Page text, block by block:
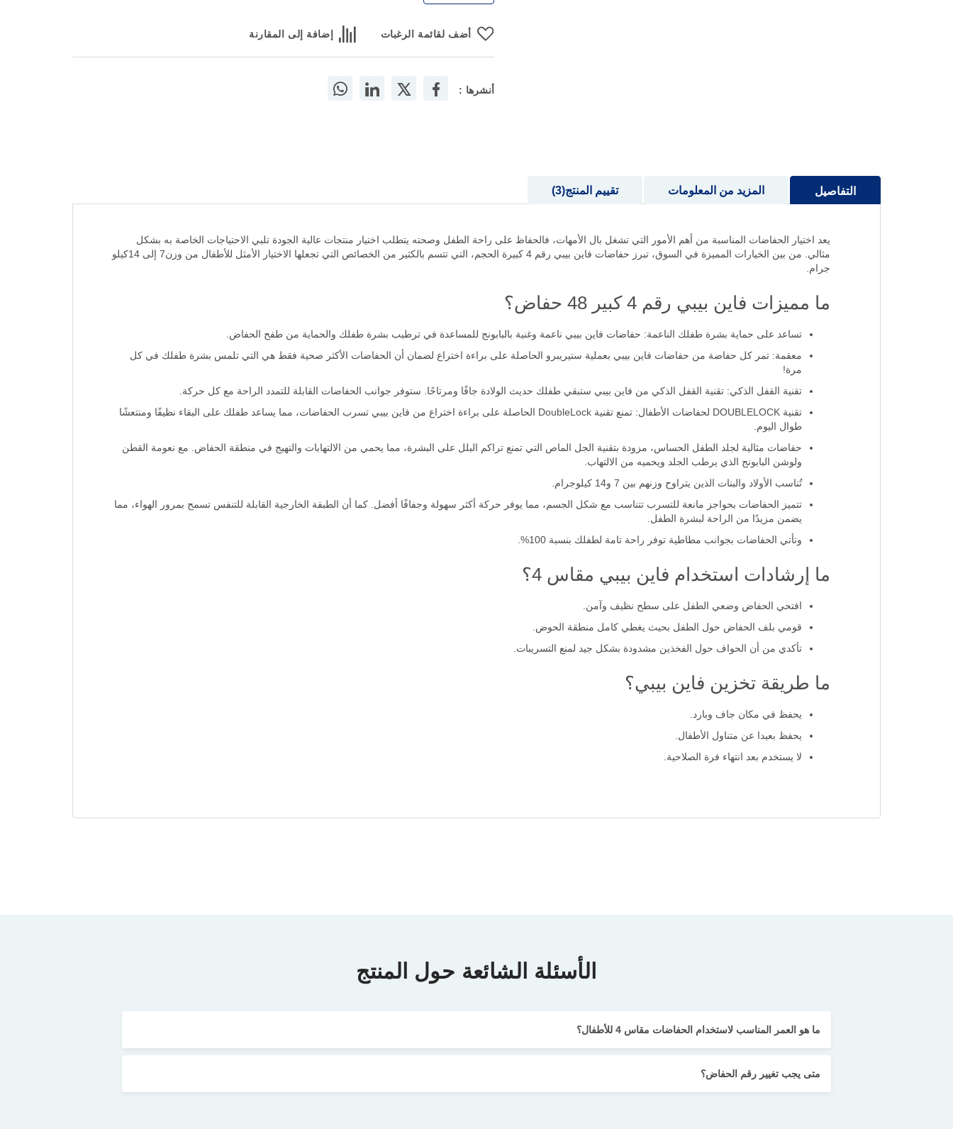
أضف لقائمة الرغبات إضافة إلى المقارنة
أنشرها :
التفاصيل
يعد اختيار الحفاضات المناسبة من أهم الأمور التي تشغل بال الأمهات، فالحفاظ على راحة الطفل وصحته يتطلب اختيار منتجات عالية الجودة تلبي الاحتياجات الخاصة به بشكل
مثالي. من بين الخيارات المميزة في السوق، تبرز حفاضات فاين بيبي رقم 4 كبيرة الحجم، التي تتسم بالكثير من الخصائص التي تجعلها الاختيار الأمثل للأطفال من وزن7 إلى 14كيلو
جرام.
ما مميزات فاين بيبي رقم 4 كبير 48 حفاض؟
تساعد على حماية بشرة طفلك الناعمة: حفاضات فاين بيبي ناعمة وغنية بالبابونج للمساعدة في ترطيب بشرة طفلك والحماية من طفح الحفاض.
معقمة: تمر كل حفاضة من حفاضات فاين بيبي بعملية ستيريبرو الحاصلة على براءة اختراع لضمان أن الحفاضات الأكثر صحية فقط هي التي تلمس بشرة طفلك في كل
مرة!
تقنية القفل الذكي: تقنية القفل الذكي من فاين بيبي ستبقي طفلك حديث الولادة جافًا ومرتاحًا. ستوفر جوانب الحفاضات القابلة للتمدد الراحة مع كل حركة.
تقنية DOUBLELOCK لحفاضات الأطفال: تمنع تقنية DoubleLock الحاصلة على براءة اختراع من فاين بيبي تسرب الحفاضات، مما يساعد طفلك على البقاء نظيفًا ومنتعشًا
طوال اليوم.
حفاضات مثالية لجلد الطفل الحساس، مزودة بتقنية الجل الماص التي تمنع تراكم البلل على البشرة، مما يحمي من الالتهابات والتهيج في منطقة الحفاض. مع نعومة القطن
ولوشن البابونج الذي يرطب الجلد ويحميه من الالتهاب.
تُناسب الأولاد والبنات الذين يتراوح وزنهم بين 7 و14 كيلوجرام.
تتميز الحفاضات بحواجز مانعة للتسرب تتناسب مع شكل الجسم، مما يوفر حركة أكثر سهولة وجفافًا أفضل. كما أن الطبقة الخارجية القابلة للتنفس تسمح بمرور الهواء، مما
يضمن مزيدًا من الراحة لبشرة الطفل.
وتأتي الحفاضات بجوانب مطاطية توفر راحة تامة لطفلك بنسبة 100%.
ما إرشادات استخدام فاين بيبي مقاس 4؟
افتحي الحفاض وضعي الطفل على سطح نظيف وآمن.
قومي بلف الحفاض حول الطفل بحيث يغطي كامل منطقة الحوض.
تأكدي من أن الحواف حول الفخذين مشدودة بشكل جيد لمنع التسريبات.
ما طريقة تخزين فاين بيبي؟
يحفظ في مكان جاف وبارد.
يحفظ بعيدا عن متناول الأطفال.
لا يستخدم بعد انتهاء فرة الصلاحية.
المزيد من المعلومات تقييم المنتج 3
الأسئلة الشائعة حول المنتج
ما هو العمر المناسب لاستخدام الحفاضات مقاس 4 للأطفال؟
متى يجب تغيير رقم الحفاض؟